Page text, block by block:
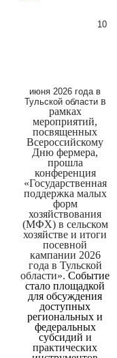
10
июня 2026 года в
Тульской областив
рамках
мероприятий,
посвященных
Всероссийскому
Дню фермера,
прошла
конференция
«Государственная
поддержка малых
форм
хозяйствования
(МФХ) в сельском
хозяйстве и итоги
посевной
кампании 2026
года в Тульской
области». Событие
стало площадкой
для обсуждения
доступных
региональных и
федеральных
субсидий и
практических